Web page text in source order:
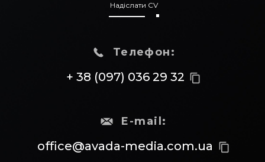
Надіслати CV
Телефон:
+ 38 (097) 036 29 32 content_copy
E-mail:
office@avada-media.com.ua content_copy